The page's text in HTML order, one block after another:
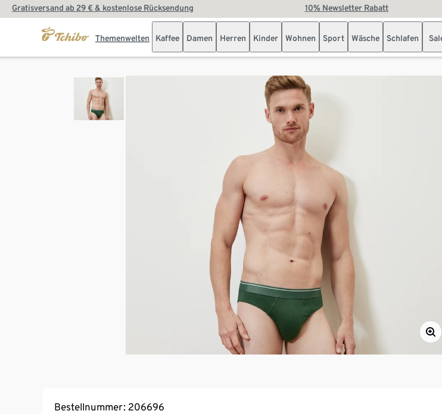
Gratisversand ab 29 € & kostenlose Rücksendung 10% Newsletter Rabatt
Themenwelten Kaffee Damen Herren Kinder Wohnen Sport Wäsche Schlafen
Bestellnummer: 206696